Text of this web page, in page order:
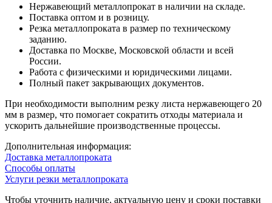
Нержавеющий металлопрокат в наличии на складе.
Поставка оптом и в розницу.
Резка металлопроката в размер по техническому
заданию.
Доставка по Москве, Московской области и всей
России.
Работа с физическими и юридическими лицами.
Полный пакет закрывающих документов.
При необходимости выполним резку листа нержавеющего 20
мм в размер, что помогает сократить отходы материала и
ускорить дальнейшие производственные процессы.
Дополнительная информация:
Доставка металлопроката
Способы оплаты
Услуги резки металлопроката
Чтобы уточнить наличие, актуальную цену и сроки поставки